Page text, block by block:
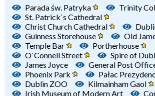
Parada św. Patryka
Trinity
St. Patrick`s Cathedral
Christ Church Cathedral
Guinness Storehouse
Old
Temple Bar
Portherhouse
O`Connell Street
Spire of
James Joyce
General Post
Phoenix Park
Pałac
Dublin ZOO
Kilmainham Gaol
Irish Museum of Modern Art